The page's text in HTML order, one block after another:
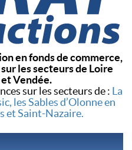
en fonds de commerce,
les secteurs de Loire
Vendée.
sur les secteurs de : La
les Sables d’Olonne en
et Saint-Nazaire.